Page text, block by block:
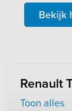
Bekijk
Renault
Toon alles